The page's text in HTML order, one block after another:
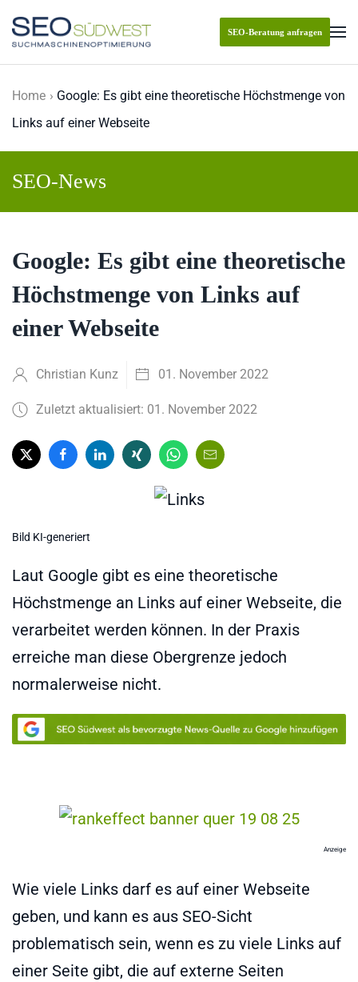
Skip to main content
SEO-Beratung anfragen
Home
Google: Es gibt eine theoretische Höchstmenge von
Links auf einer Webseite
SEO-News
Google: Es gibt eine theoretische
Höchstmenge von Links auf
einer Webseite
Christian Kunz 01. November 2022
Zuletzt aktualisiert: 01. November 2022
Bild KI-generiert
Laut Google gibt es eine theoretische
Höchstmenge an Links auf einer Webseite, die
verarbeitet werden können. In der Praxis
erreiche man diese Obergrenze jedoch
normalerweise nicht.
Anzeige
Wie viele Links darf es auf einer Webseite
geben, und kann es aus SEO-Sicht
problematisch sein, wenn es zu viele Links auf
einer Seite gibt, die auf externe Seiten